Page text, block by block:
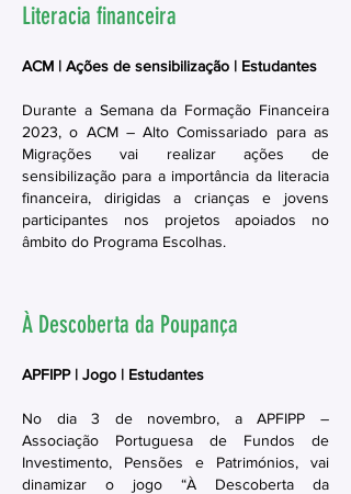
Literacia financeira
ACM | Ações de sensibilização | Estudantes
Durante a Semana da Formação Financeira
2023, o ACM – Alto Comissariado para as
Migrações vai realizar ações de
sensibilização para a importância da literacia
financeira, dirigidas a crianças e jovens
participantes nos projetos apoiados no
âmbito do Programa Escolhas.
À Descoberta da Poupança
APFIPP | Jogo | Estudantes
No dia 3 de novembro, a APFIPP –
Associação Portuguesa de Fundos de
Investimento, Pensões e Patrimónios, vai
dinamizar o jogo “À Descoberta da